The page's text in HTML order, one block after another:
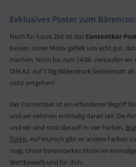
Exklusives Poster zum
Noch für kurze Zeit ist das Contentbär
besser. Unser Motiv gefällt uns echt gut,
machen. Noch bis zum 14.06. verkaufen
DIN A2. Auf 170g Bilderdruck Seidenmatt
nicht entgehen!
Der Contentbär ist ein erfundener Begriff
und wir nehmen erstmalig daran teil. Die
und wir sind stolz darauf! In vier Farben,
Türkis. Auf Wunsch gibt es andere Farben
mag. Unser bärenstarkes Motiv im
Wettbewerb und für dich..